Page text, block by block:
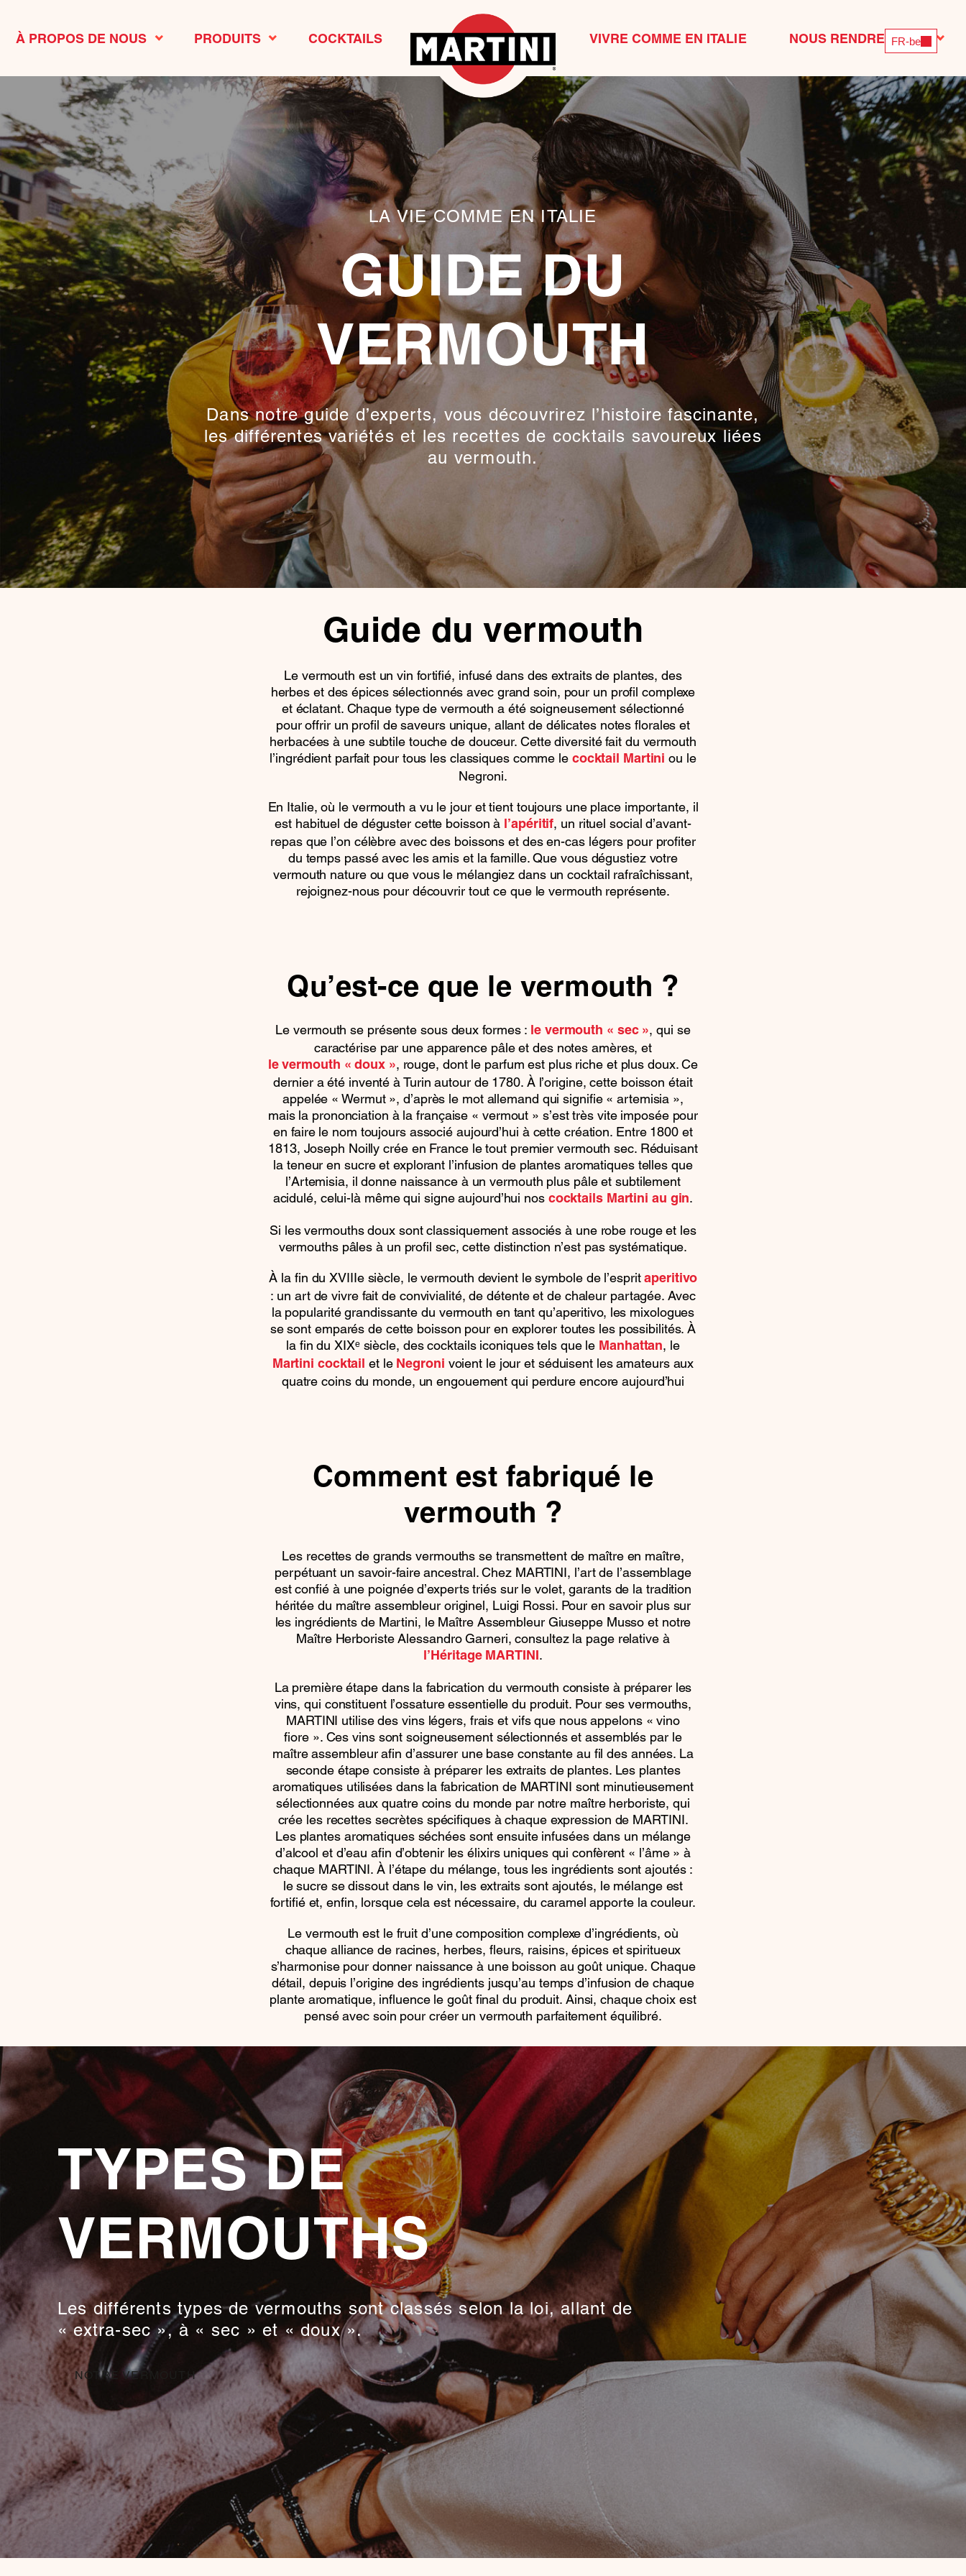
À PROPOS DE NOUS PRODUITS COCKTAILS VIVRE COMME EN ITALIE NOUS RENDRE VISITE
FR-be
LA VIE COMME EN ITALIE
GUIDE DU
VERMOUTH
Dans notre guide d’experts, vous découvrirez l’histoire fascinante,
les différentes variétés et les recettes de cocktails savoureux liées
au vermouth.
Guide du vermouth
Le vermouth est un vin fortifié, infusé dans des extraits de plantes, des
herbes et des épices sélectionnés avec grand soin, pour un profil complexe
et éclatant. Chaque type de vermouth a été soigneusement sélectionné
pour offrir un profil de saveurs unique, allant de délicates notes florales et
herbacées à une subtile touche de douceur. Cette diversité fait du vermouth
l’ingrédient parfait pour tous les classiques comme le cocktail Martini ou le
Negroni.
En Italie, où le vermouth a vu le jour et tient toujours une place importante, il
est habituel de déguster cette boisson à
l’apéritif, un rituel social d’avant-
repas que l’on célèbre avec des boissons et des en-cas légers pour profiter
du temps passé avec les amis et la famille. Que vous dégustiez votre
vermouth nature ou que vous le mélangiez dans un cocktail rafraîchissant,
rejoignez-nous pour découvrir tout ce que le vermouth représente.
Qu’est-ce que le vermouth ?
Le vermouth se présente sous deux formes : le vermouth « sec », qui se
caractérise par une apparence pâle et des notes amères, et
le vermouth « doux », rouge, dont le parfum est plus riche et plus doux. Ce
dernier a été inventé à Turin autour de 1780. À l’origine, cette boisson était
appelée « Wermut », d’après le mot allemand qui signifie « artemisia »,
mais la prononciation à la française « vermout » s’est très vite imposée pour
en faire le nom toujours associé aujourd’hui à cette création. Entre 1800 et
1813, Joseph Noilly crée en France le tout premier vermouth sec. Réduisant
la teneur en sucre et explorant l’infusion de plantes aromatiques telles que
l’Artemisia, il donne naissance à un vermouth plus pâle et subtilement
acidulé, celui-là même qui signe aujourd’hui nos cocktails Martini au gin.
Si les vermouths doux sont classiquement associés à une robe rouge et les
vermouths pâles à un profil sec, cette distinction n’est pas systématique.
À la fin du XVIIIe siècle, le vermouth devient le symbole de l’espritaperitivo
: un art de vivre fait de convivialité, de détente et de chaleur partagée. Avec
la popularité grandissante du vermouth en tant qu’aperitivo, les mixologues
se sont emparés de cette boisson pour en explorer toutes les possibilités. À
la fin du XIXᵉ siècle, des cocktails iconiques tels que le Manhattan, le
Martini cocktail et le Negroni voient le jour et séduisent les amateurs aux
quatre coins du monde, un engouement qui perdure encore aujourd’hui
Comment est fabriqué le
vermouth ?
Les recettes de grands vermouths se transmettent de maître en maître,
perpétuant un savoir-faire ancestral. Chez MARTINI, l’art de l’assemblage
est confié à une poignée d’experts triés sur le volet, garants de la tradition
héritée du maître assembleur originel, Luigi Rossi. Pour en savoir plus sur
les ingrédients de Martini, le Maître Assembleur Giuseppe Musso et notre
Maître Herboriste Alessandro Garneri, consultez la page relative à
l’Héritage MARTINI .
La première étape dans la fabrication du vermouth consiste à préparer les
vins, qui constituent l’ossature essentielle du produit. Pour ses vermouths,
MARTINI utilise des vins légers, frais et vifs que nous appelons « vino
fiore ». Ces vins sont soigneusement sélectionnés et assemblés par le
maître assembleur afin d’assurer une base constante au fil des années. La
seconde étape consiste à préparer les extraits de plantes. Les plantes
aromatiques utilisées dans la fabrication de MARTINI sont minutieusement
sélectionnées aux quatre coins du monde par notre maître herboriste, qui
crée les recettes secrètes spécifiques à chaque expression de MARTINI.
Les plantes aromatiques séchées sont ensuite infusées dans un mélange
d’alcool et d’eau afin d’obtenir les élixirs uniques qui confèrent « l’âme » à
chaque MARTINI. À l’étape du mélange, tous les ingrédients sont ajoutés :
le sucre se dissout dans le vin, les extraits sont ajoutés, le mélange est
fortifié et, enfin, lorsque cela est nécessaire, du caramel apporte la couleur.
Le vermouth est le fruit d’une composition complexe d’ingrédients, où
chaque alliance de racines, herbes, fleurs, raisins, épices et spiritueux
s’harmonise pour donner naissance à une boisson au goût unique. Chaque
détail, depuis l’origine des ingrédients jusqu’au temps d’infusion de chaque
plante aromatique, influence le goût final du produit. Ainsi, chaque choix est
pensé avec soin pour créer un vermouth parfaitement équilibré.
TYPES DE
VERMOUTHS
Les différents types de vermouths sont classés selon la loi, allant de
« extra-sec », à « sec » et « doux ».
NOTRE VERMOUTH